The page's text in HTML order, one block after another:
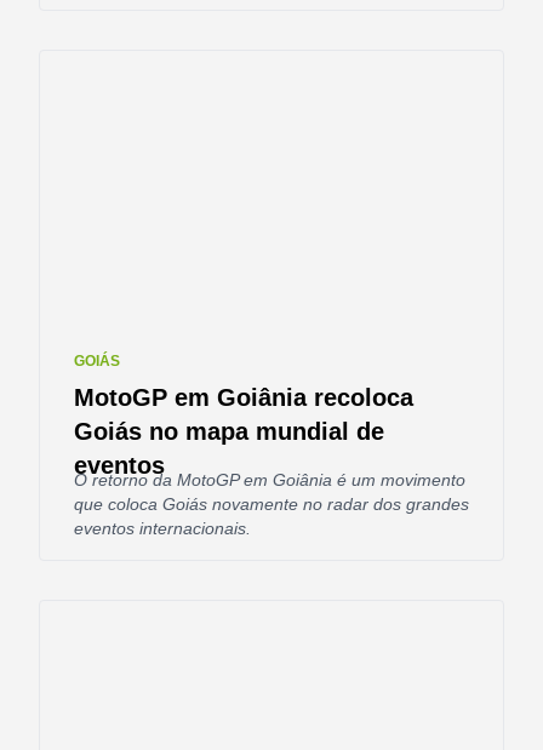
GOIÁS
MotoGP em Goiânia recoloca
Goiás no mapa mundial de
eventos
O retorno da MotoGP em Goiânia é um movimento
que coloca Goiás novamente no radar dos grandes
eventos internacionais.